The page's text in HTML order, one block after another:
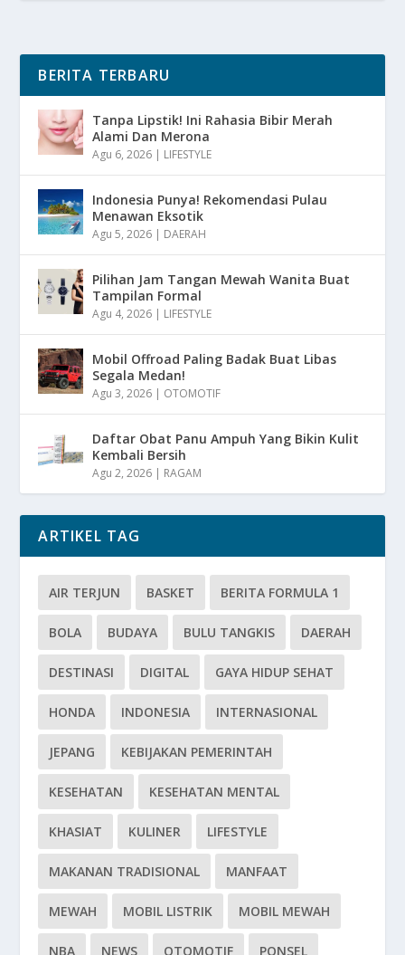
BERITA TERBARU
Tanpa Lipstik! Ini Rahasia Bibir Merah
Alami Dan Merona
Agu 6, 2026 | LIFESTYLE
Indonesia Punya! Rekomendasi Pulau
Menawan Eksotik
Agu 5, 2026 | DAERAH
Pilihan Jam Tangan Mewah Wanita Buat
Tampilan Formal
Agu 4, 2026 | LIFESTYLE
Mobil Offroad Paling Badak Buat Libas
Segala Medan!
Agu 3, 2026 | OTOMOTIF
Daftar Obat Panu Ampuh Yang Bikin Kulit
Kembali Bersih
Agu 2, 2026 | RAGAM
ARTIKEL TAG
AIR TERJUN BASKET BERITA FORMULA 1
BOLA BUDAYA BULU TANGKIS DAERAH
DESTINASI DIGITAL GAYA HIDUP SEHAT
HONDA INDONESIA INTERNASIONAL
JEPANG KEBIJAKAN PEMERINTAH
KESEHATAN KESEHATAN MENTAL
KHASIAT KULINER LIFESTYLE
MAKANAN TRADISIONAL MANFAAT
MEWAH MOBIL LISTRIK MOBIL MEWAH
NBA NEWS OTOMOTIF PONSEL